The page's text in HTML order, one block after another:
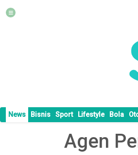
News Bisnis Sport Lifestyle Bola
Agen